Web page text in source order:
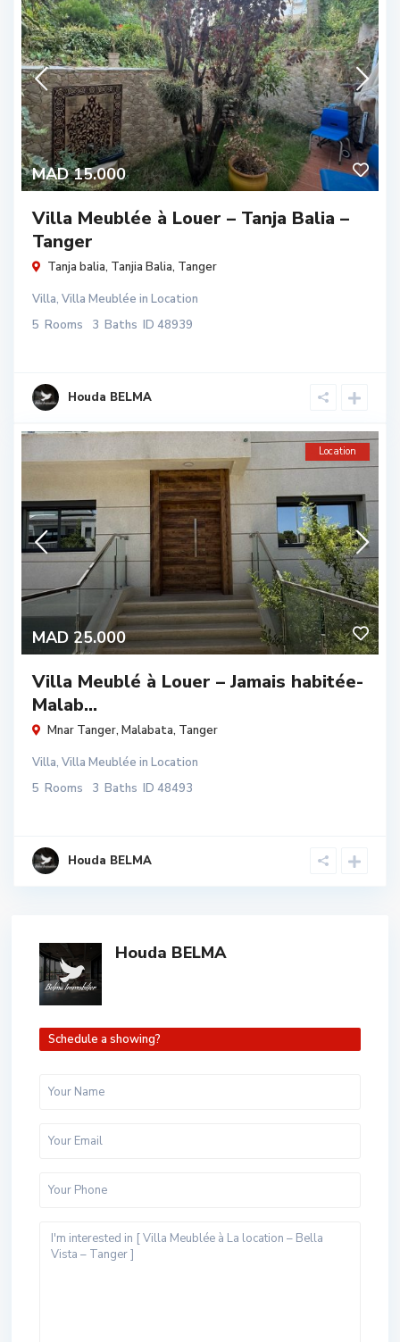
MAD 15.000
Villa Meublée à Louer – Tanja Balia –
Tanger
Tanja balia, Tanjia Balia, Tanger
Villa, Villa Meublée in Location
5 Rooms 3 Baths ID 48939
Houda BELMA
MAD 25.000
Location
Villa Meublé à Louer – Jamais habitée-
Malab...
Mnar Tanger, Malabata, Tanger
Villa, Villa Meublée in Location
5 Rooms 3 Baths ID 48493
Houda BELMA
Houda BELMA
Schedule a showing?